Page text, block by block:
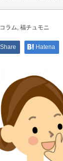
コラム, 福チュモニ
Share Hatena